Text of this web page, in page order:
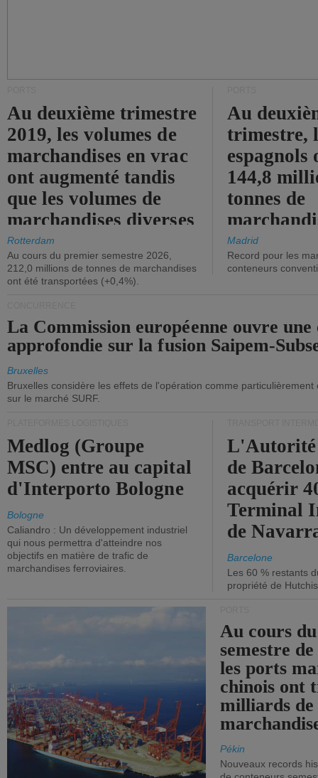
Au deuxième trimestre
2019, les volumes de
marchandises en vrac
ont augmenté tandis
que les volumes de
marchandises diverses
ont diminué.
Rotterdam
Au cours du premier semestre 2026,
212,0 millions de tonnes de marchandises
ont été transportées (+0,4%).
Au
trimestre,
144,8
tonnes de
(+2,9%).
Madrid
Record pour les
conteneurs
La Commission européenne ouvre une
approfondie sur la fusion Saipem-
Bruxelles
Bruxelles considère les effets de l'opération comme
sur le marché SURF.
Medlog (Groupe
MSC) entre au capital
d'Interporto Bologne
Bologne
Caliandro : Un développement industriel
qui nous permettra d'atteindre nos
objectifs en matière de trafic de
marchandises ferroviaires.
de
acquérir
Terminal
de
Barcelone
Les 60 % restants
propriété de
Au cours
semestre
les ports
chinois ont
milliards de
Pékin
Nouveaux records